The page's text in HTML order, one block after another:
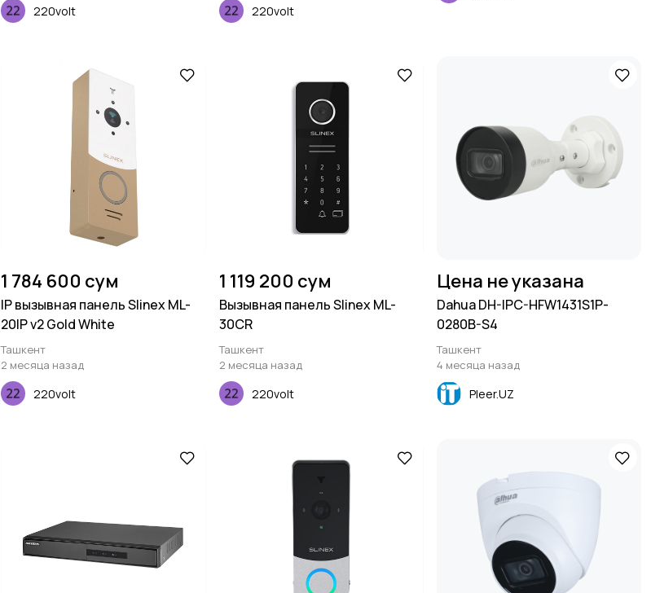
220volt 220volt
1 784 600 сум
IP вызывная панель Slinex ML-
20IP v2 Gold White
Ташкент
2 месяца назад
220volt
1 119 200 сум
Вызывная панель Slinex ML-
30CR
Ташкент
2 месяца назад
220volt
Цена не указана
Dahua DH-IPC-HFW1431S1P-
0280B-S4
Ташкент
4 месяца назад
Pleer.UZ